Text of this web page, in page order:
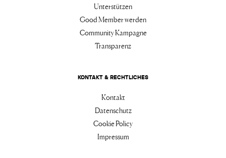
Unterstützen
Good Member werden
Community Kampagne
Transparenz
KONTAKT & RECHTLICHES
Kontakt
Datenschutz
Cookie Policy
Impressum